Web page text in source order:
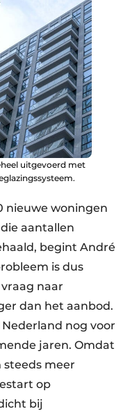
uitgevoerd met
nieuwe woningen
aantallen
begint André
is dus
naar
dan het aanbod.
nog voor
jaren. Omdat
steeds meer
op
bij